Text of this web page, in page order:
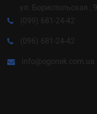
ул. Бориспольская , 9
(099) 681-24-42
(096) 681-24-42
info@ogonek.com.ua